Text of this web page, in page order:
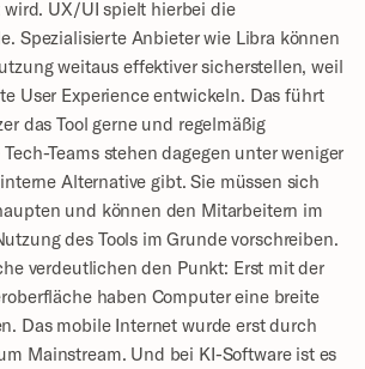
UX/UI spielt hierbei die
Spezialisierte Anbieter wie Libra können
weitaus effektiver sicherstellen, weil
User Experience entwickeln. Das führt
das Tool gerne und regelmäßig
Teams stehen dagegen unter weniger
Alternative gibt. Sie müssen sich
und können den Mitarbeitern im
des Tools im Grunde vorschreiben.
verdeutlichen den Punkt: Erst mit der
haben Computer eine breite
Das mobile Internet wurde erst durch
Mainstream. Und bei KI-Software ist es